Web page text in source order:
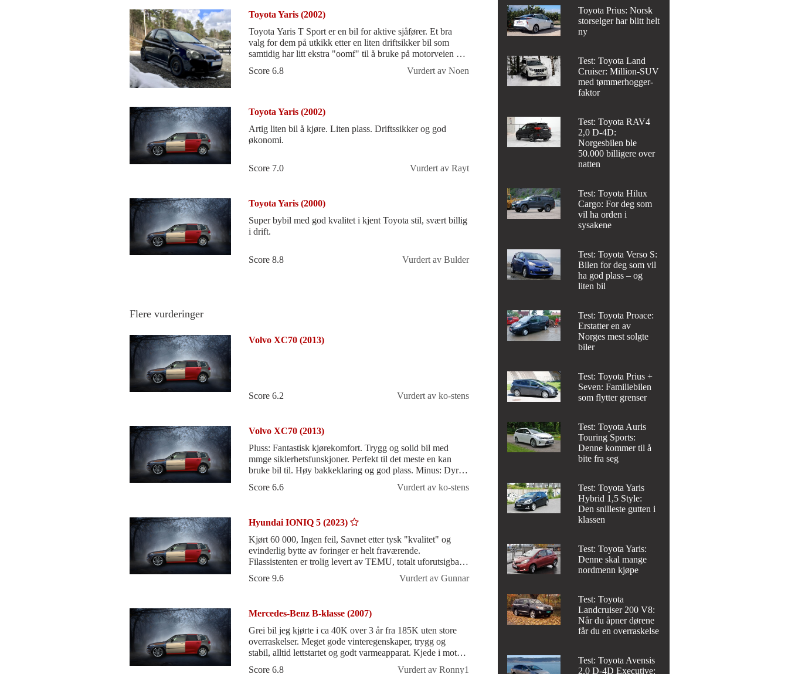
Toyota Yaris (2002)
Toyota Yaris T Sport er en bil for aktive sjåfører. Et bra
valg for dem på utkikk etter en liten driftsikker bil som
samtidig har litt ekstra "oomf" til å bruke på motorveien og
Score 6.8 Vurdert av Noen
Toyota Yaris (2002)
Artig liten bil å kjøre. Liten plass. Driftssikker og god
økonomi.
Score 7.0 Vurdert av Rayt
Toyota Yaris (2000)
Super bybil med god kvalitet i kjent Toyota stil, svært billig
i drift.
Score 8.8 Vurdert av Bulder
Flere vurderinger
Volvo XC70 (2013)
Score 6.2 Vurdert av ko-stens
Volvo XC70 (2013)
Pluss: Fantastisk kjørekomfort. Trygg og solid bil med
mmge siklerhetsfunskjoner. Perfekt til det meste en kan
bruke bil til. Høy bakkeklaring og god plass. Minus: Dyre
Score 6.6 Vurdert av ko-stens
Hyundai IONIQ 5 (2023)
Kjørt 60 000, Ingen feil, Savnet etter tysk "kvalitet" og
evinderlig bytte av foringer er helt fraværende.
Filassistenten er trolig levert av TEMU, totalt uforutsigbar,
bør rett å slett ikke bruke
Score 9.6 Vurdert av Gunnar
Mercedes-Benz B-klasse (2007)
Grei bil jeg kjørte i ca 40K over 3 år fra 185K uten store
overraskelser. Meget gode vinteregenskaper, trygg og
stabil, alltid lettstartet og godt varmeapparat. Kjede i motor
Score 6.8 Vurdert av Ronny1
Toyota Prius: Norsk
storselger har blitt helt
ny
Test: Toyota Land
Cruiser: Million-SUV
med tømmerhogger-
faktor
Test: Toyota RAV4
2,0 D-4D:
Norgesbilen ble
50.000 billigere over
natten
Test: Toyota Hilux
Cargo: For deg som
vil ha orden i
sysakene
Test: Toyota Verso S:
Bilen for deg som vil
ha god plass – og
liten bil
Test: Toyota Proace:
Erstatter en av
Norges mest solgte
biler
Test: Toyota Prius +
Seven: Familiebilen
som flytter grenser
Test: Toyota Auris
Touring Sports:
Denne kommer til å
bite fra seg
Test: Toyota Yaris
Hybrid 1,5 Style:
Den snilleste gutten i
klassen
Test: Toyota Yaris:
Denne skal mange
nordmenn kjøpe
Test: Toyota
Landcruiser 200 V8:
Når du åpner dørene
får du en overraskelse
Test: Toyota Avensis
2,0 D-4D Executive: